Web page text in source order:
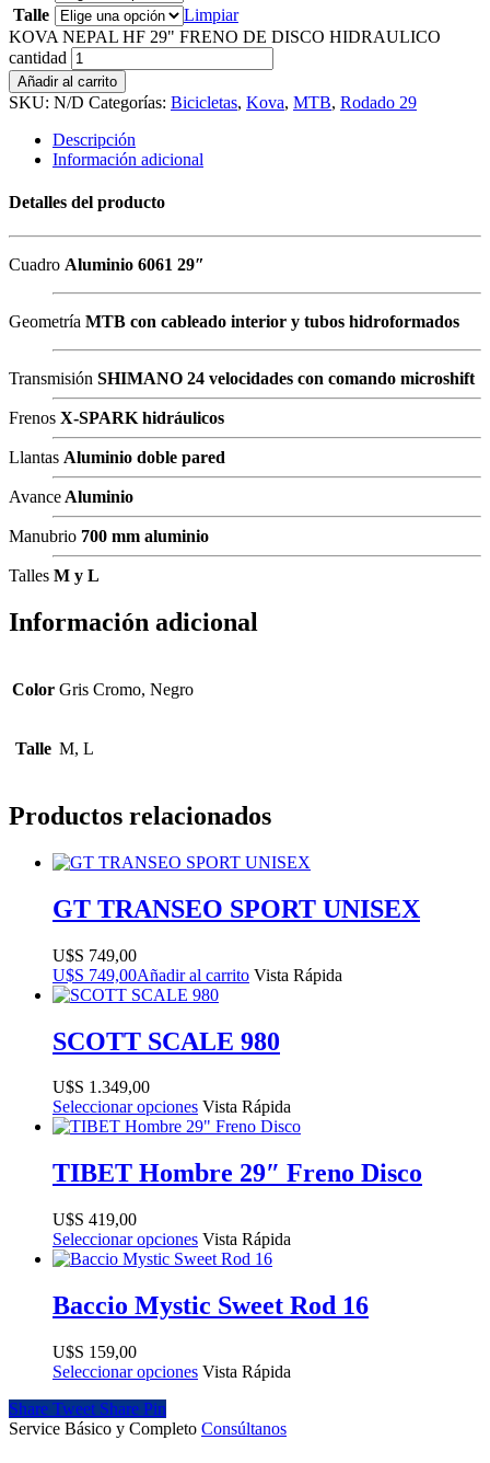
Talle
Limpiar
KOVA NEPAL HF 29" FRENO DE DISCO HIDRAULICO
cantidad
Añadir al carrito
SKU: N/D Categorías: Bicicletas, Kova, MTB, Rodado 29
Descripción
Información adicional
Detalles del producto
Cuadro Aluminio 6061 29″
Geometría MTB con cableado interior y tubos hidroformados
Transmisión SHIMANO 24 velocidades con comando microshift
Frenos X-SPARK hidráulicos
Llantas Aluminio doble pared
Avance Aluminio
Manubrio 700 mm aluminio
Talles M y L
Información adicional
Color Gris Cromo, Negro
Talle M, L
Productos relacionados
GT TRANSEO SPORT UNISEX
$
749,00
$
749,00Añadir al carrito Vista Rápida
SCOTT SCALE 980
$
1.349,00
Seleccionar opciones Vista Rápida
TIBET Hombre 29″ Freno Disco
$
419,00
Seleccionar opciones Vista Rápida
Baccio Mystic Sweet Rod 16
$
159,00
Seleccionar opciones Vista Rápida
Share Tweet Share Pin
Service Básico y Completo Consúltanos